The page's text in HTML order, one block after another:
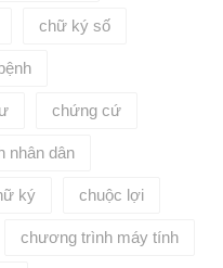
chữ ký số
chứng cứ
nhân dân
ký chuộc lợi
chương trình máy tính